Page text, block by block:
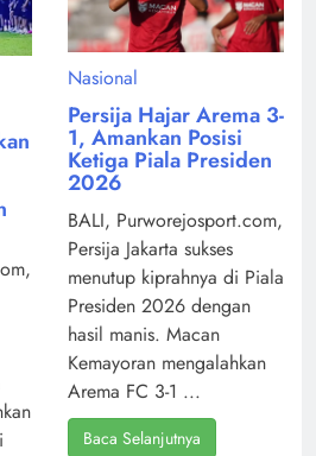
Nasional
Persija Hajar Arema 3-
1, Amankan Posisi
Ketiga Piala Presiden
2026
BALI, Purworejosport.com,
Persija Jakarta sukses
menutup kiprahnya di Piala
Presiden 2026 dengan
hasil manis. Macan
Kemayoran mengalahkan
Arema FC 3-1 ...
Baca Selanjutnya